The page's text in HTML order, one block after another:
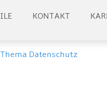
KONTAKT
Datenschutz